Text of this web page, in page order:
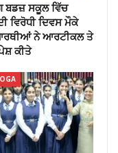
ਬਡਜ਼ ਸਕੂਲ ਵਿੱਚ
ਵਿਰੋਧੀ ਦਿਵਸ ਮੌਕੇ
ਨੇ ਆਰਟੀਕਲ ਤੇ
ਕੀਤੇ